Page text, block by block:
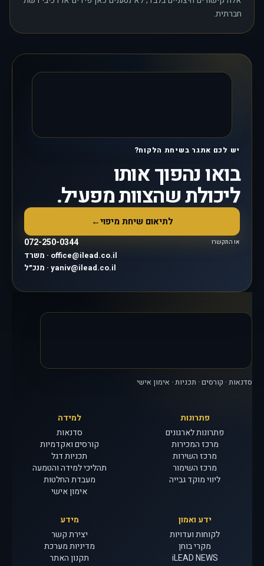
חברתית.
יש לכם אתגר בשיחת הלקוח?
בואו נהפוך אותו
ליכולת שהצוות מפעיל.
לתיאום שיחת מיפוי←
או התקשרו 072-250-0344
משרד · office@ilead.co.il
מנכ״ל · yaniv@ilead.co.il
סדנאות · קורסים · תכניות · אימון אישי
פתרונות
פתרונות לארגונים
מרכז המכירות
מרכז השירות
מרכז השימור
ליווי מוקד גבייה
למידה
סדנאות
קורסים ואקדמיות
תכניות דגל
תהליכי למידה והטמעה
מעבדת החלטות
אימון אישי
ידע ואמון
לקוחות ועדויות
מקרי בוחן
iLEAD NEWS
מידע
יצירת קשר
מדיניות מערכת
תקנון האתר